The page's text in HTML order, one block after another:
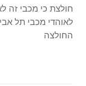
חולצת כי מכבי זה
לאוהדי מכבי תל
החולצה